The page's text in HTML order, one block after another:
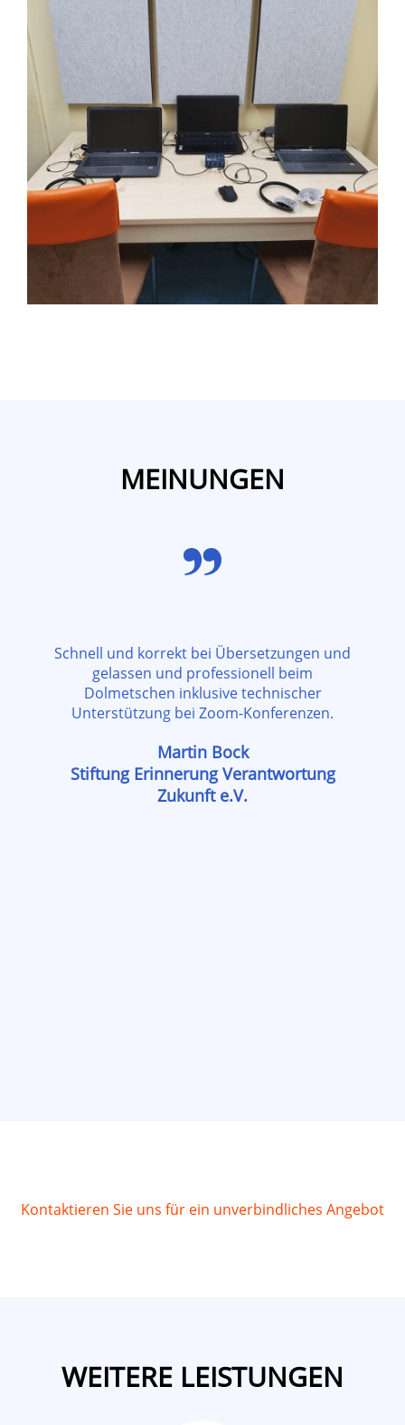
MEINUNGEN
Schnell und korrekt bei Übersetzungen und
gelassen und professionell beim
Dolmetschen inklusive technischer
Unterstützung bei Zoom-Konferenzen.
Martin Bock
Stiftung Erinnerung Verantwortung
Zukunft e.V.
Kontaktieren Sie uns für ein unverbindliches Angebot
WEITERE LEISTUNGEN